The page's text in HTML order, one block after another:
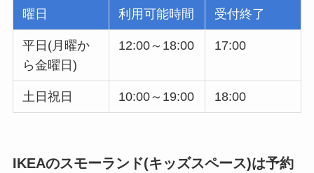
曜日 利用可能時間 受付終了
平日(月曜か
ら金曜日)
12:00～18:00 17:00
土日祝日 10:00～19:00 18:00
IKEAのスモーランド(キッズスペース)は予約